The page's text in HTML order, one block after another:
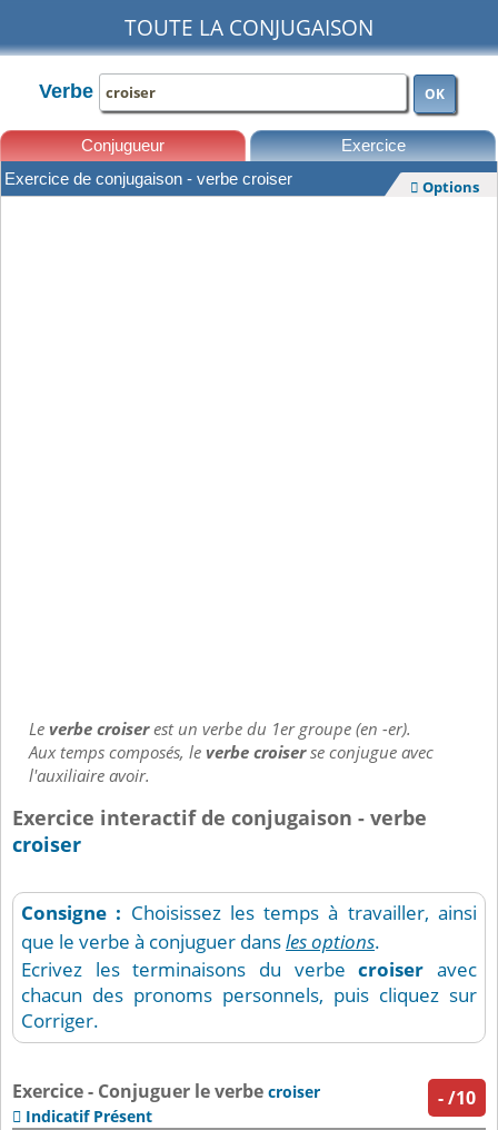
TOUTE LA CONJUGAISON
Verbe OK
Conjugueur Exercice
Exercice de conjugaison - verbe croiser  Options
Leverbe croiserest un verbe du 1er groupe (en -er).
Aux temps composés, leverbe croiserse conjugue avec
l'auxiliaire avoir.
Exercice interactif de conjugaison - verbe
croiser
Consigne : Choisissez les temps à travailler, ainsi
que le verbe à conjuguer dansles options.
Ecrivez les terminaisons du verbecroiser avec
chacun des pronoms personnels, puis cliquez sur
Corriger.
-/10
Exercice - Conjuguer le verbe croiser
 Indicatif Présent